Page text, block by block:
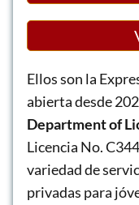
Ellos son la
abierta desde
Department of
Licencia No.
variedad de
privadas para